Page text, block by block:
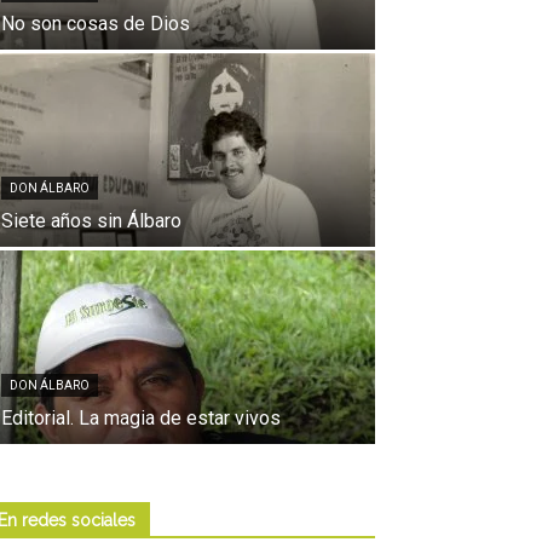
No son cosas de Dios
DON ÁLBARO
Siete años sin Álbaro
DON ÁLBARO
Editorial. La magia de estar vivos
redes sociales